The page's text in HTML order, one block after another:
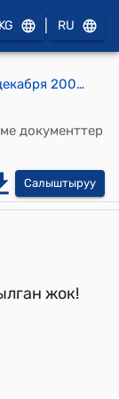
KG RU
Приказ Минфина КР от 15 декабря 2000 года № 409/п "Об утверждении Положения о порядке взимания налога на добавленную стоимость, акцизного налога, таможенной пошлины и таможенных сборов с товаров, вывозимых с территории свободной экономической зоны на таможенную территорию Кыргызской Республики"
документтер
Салыштыруу
жок!